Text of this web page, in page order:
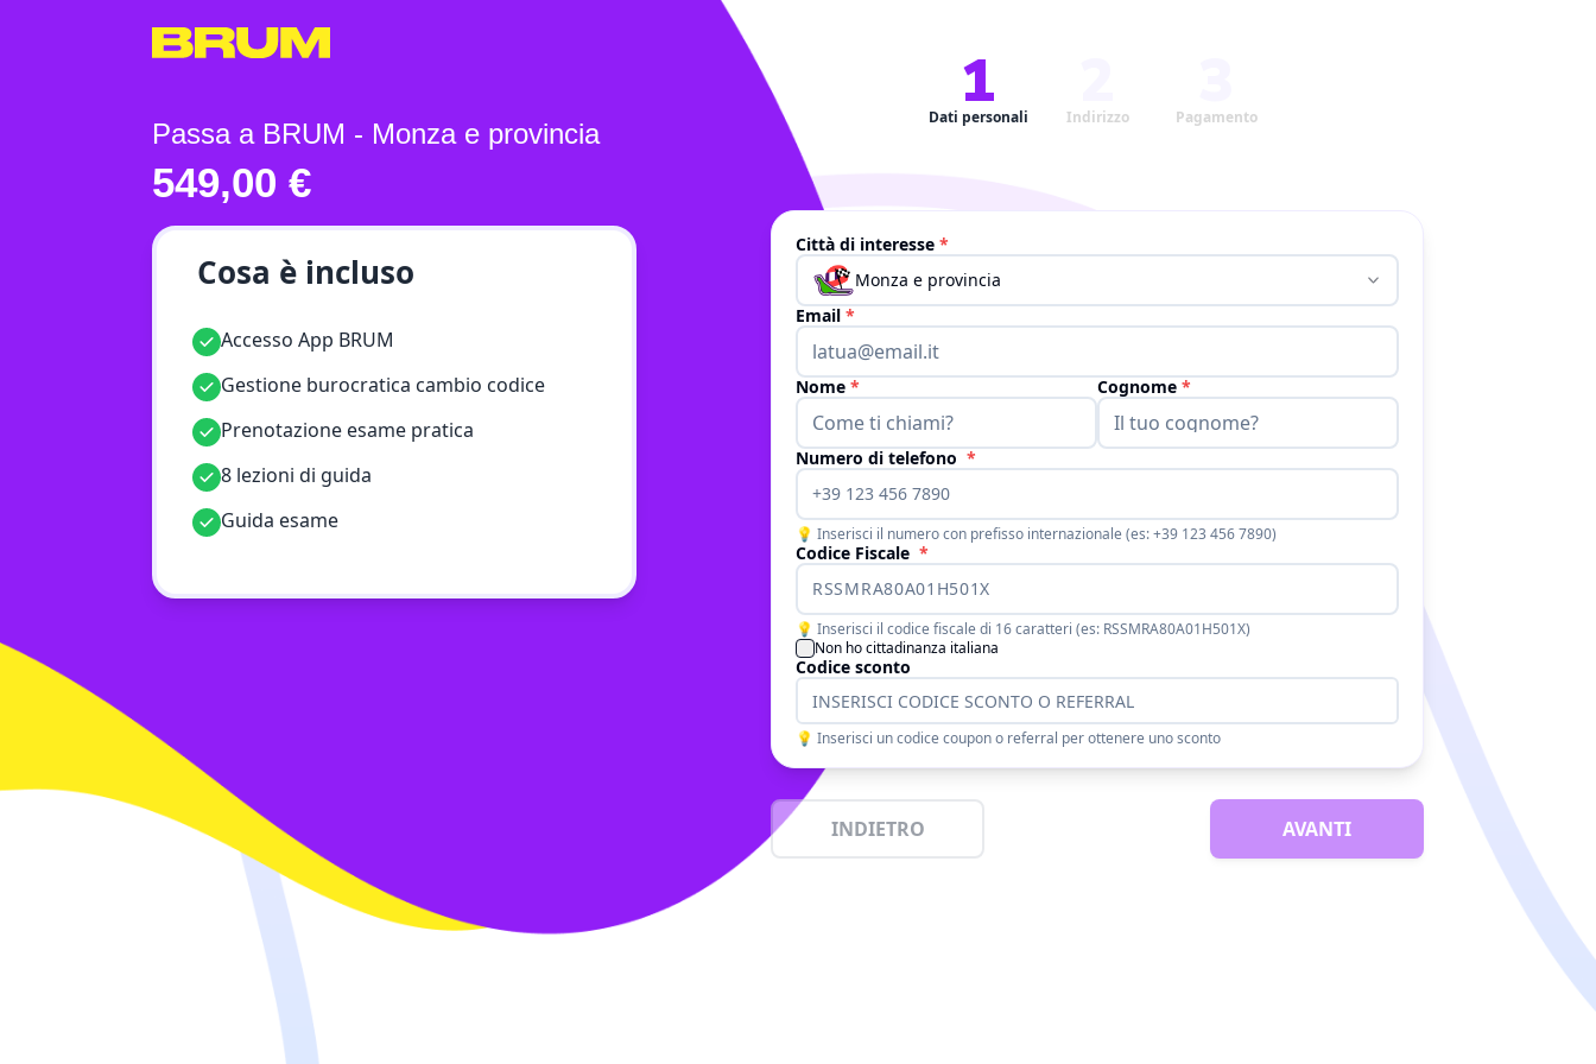
Passa a BRUM - Monza e provincia
549,00 €
Cosa è incluso
Accesso App BRUM
Gestione burocratica cambio codice
Prenotazione esame pratica
8 lezioni di guida
Guida esame
1
Dati personali Indirizzo Pagamento
Dati personali
Città di interesse *
Monza e provincia
Email *
Nome * Cognome *
Numero di telefono *
💡 Inserisci il numero con prefisso internazionale (es:+39 123 456 7890)
Codice Fiscale *
💡 Inserisci il codice fiscale di 16 caratteri (es: RSSMRA80A01H501X)
Non ho cittadinanza italiana
Codice sconto
💡 Inserisci un codice coupon o referral per ottenere uno sconto
INDIETRO AVANTI